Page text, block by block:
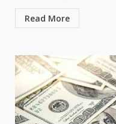
Read More